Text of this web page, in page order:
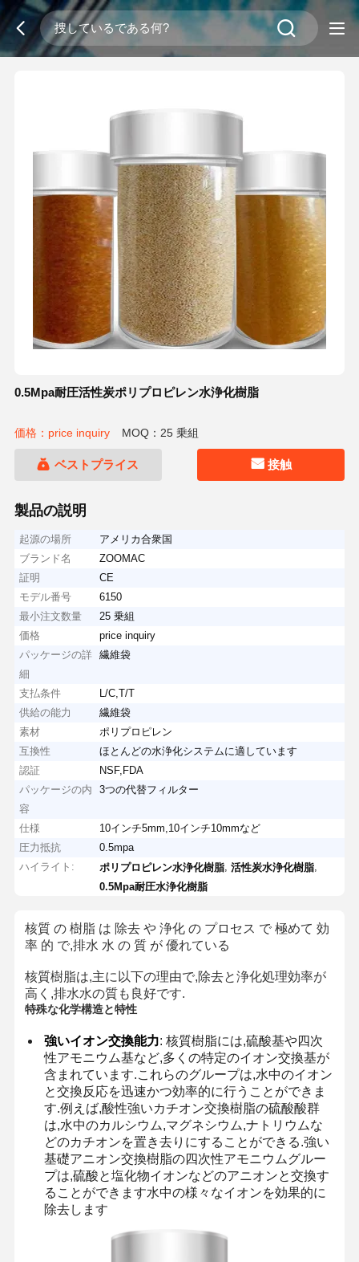
0.5Mpa耐圧活性炭ポリプロピレン水浄化樹脂
価格：price inquiry MOQ：25 乗組
ベストプライス 接触
製品の説明
起源の場所
アメリカ合衆国
ブランド名
ZOOMAC
証明
CE
モデル番号
6150
最小注文数量
25 乗組
価格
price inquiry
パッケージの詳
細
繊維袋
支払条件
L/C,T/T
供給の能力
繊維袋
素材
ポリプロピレン
互換性
ほとんどの水浄化システムに適しています
認証
NSF,FDA
パッケージの内
容
3つの代替フィルター
仕様
10インチ5mm,10インチ10mmなど
圧力抵抗
0.5mpa
ハイライト:
ポリプロピレン水浄化樹脂 ,活性炭水浄化樹脂
0.5Mpa耐圧水浄化樹脂
核質 の 樹脂 は 除去 や 浄化 の プロセス で 極めて 効
率 的 で,排水 水 の 質 が 優れている
核質樹脂は,主に以下の理由で,除去と浄化処理効率が
高く,排水水の質も良好です.
特殊な化学構造と特性
強いイオン交換能力: 核質樹脂には,硫酸基や四次
性アモニウム基など,多くの特定のイオン交換基が
含まれています.これらのグループは,水中のイオン
と交換反応を迅速かつ効率的に行うことができま
す.例えば,酸性強いカチオン交換樹脂の硫酸酸群
は,水中のカルシウム,マグネシウム,ナトリウムな
どのカチオンを置き去りにすることができる.強い
基礎アニオン交換樹脂の四次性アモニウムグルー
プは,硫酸と塩化物イオンなどのアニオンと交換す
ることができます水中の様々なイオンを効果的に
除去します